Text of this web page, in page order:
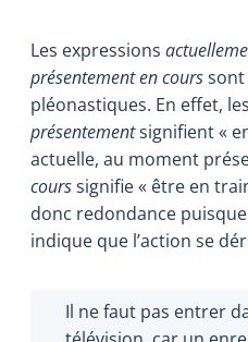
Les expressions
présentement en courssont
pléonastiques. En effet,
présentementsignifient «
actuelle, au moment
courssignifie « être en
donc redondance
indique que l’action se
Il ne faut pas entrer